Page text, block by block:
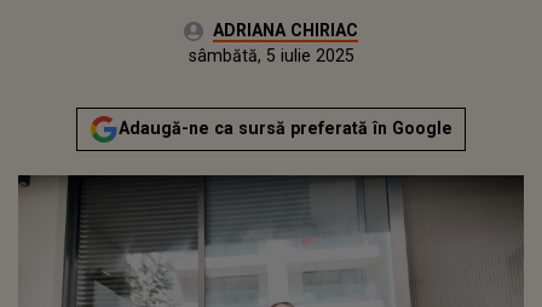
Autor:ADRIANA CHIRIAC
Actualizat:
sâmbătă, 5 iulie 2025
Adaugă-ne ca sursă preferată în Google